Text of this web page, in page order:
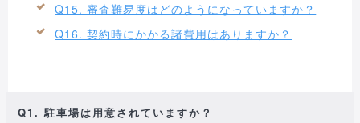
Q15. 審査難易度はどのようになっていますか？
Q16. 契約時にかかる諸費用はありますか？
Q1. 駐車場は用意されていますか？